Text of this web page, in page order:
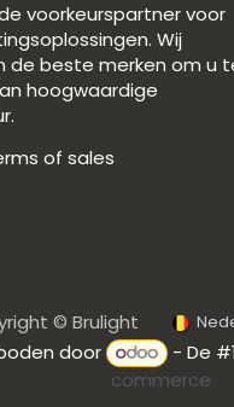
voorkeurspartner voor
Wij
de beste merken om u
hoogwaardige
of sales
© Brulight
door - De #1
commerce